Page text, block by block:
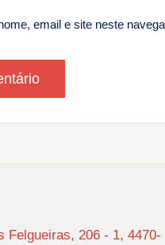
email e site neste
Felgueiras, 206 - 1, 4470-